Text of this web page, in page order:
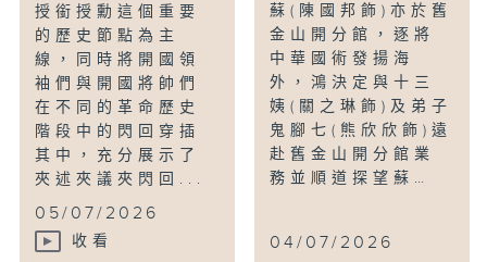
授銜授勳這個重要
的歷史節點為主
線，同時將開國領
袖們與開國將帥們
在不同的革命歷史
階段中的閃回穿插
其中，充分展示了
夾述夾議夾閃回...
05/07/2026
收看
蘇(陳國邦飾)亦於舊
金山開分館，逐將
中華國術發揚海
外，鴻決定與十三
姨(關之琳飾)及弟子
鬼腳七(熊欣欣飾)遠
赴舊金山開分館業
務並順道探望蘇…
04/07/2026